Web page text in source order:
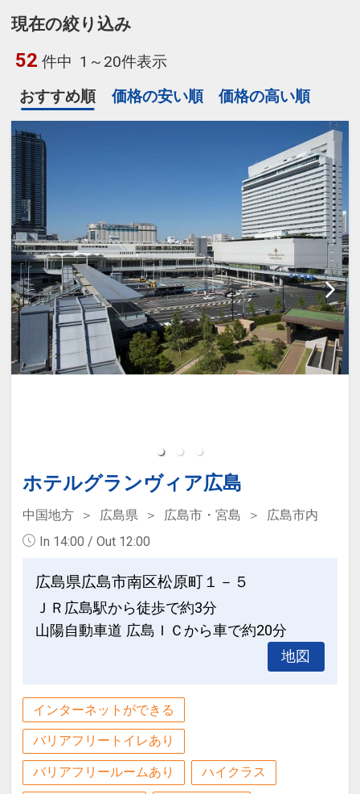
15:38 18:25
こだま958号
座席条件
空席 ＊
+0円
こだま960号
17:38 20:25 普通車 座席条件
空席 ＊
+0円
こだま962号
18:38 21:18 普通車 座席条件
列車をさらに見る
現在の絞り込み
52 件中 1～20件表示
おすすめ順
価格の安い順 価格の高い順
ホテルグランヴィア広島
中国地方 広島県 広島市・宮島
広島市内
In 14:00 / Out 12:00
広島県広島市南区松原町１－５
ＪＲ広島駅から徒歩で約3分
山陽自動車道 広島ＩＣから車で約20分
地図
インターネットができる
バリアフリートイレあり
バリアフリールームあり ハイクラス